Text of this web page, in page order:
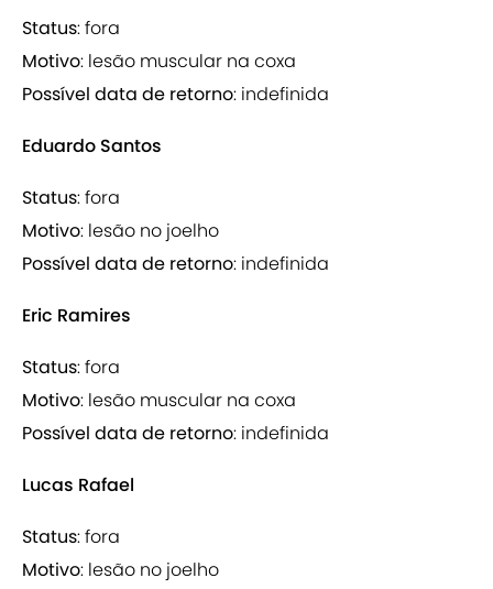
Status: fora
Motivo: lesão muscular na coxa
Possível data de retorno: indefinida
Eduardo Santos
Status: fora
Motivo: lesão no joelho
Possível data de retorno: indefinida
Eric Ramires
Status: fora
Motivo: lesão muscular na coxa
Possível data de retorno: indefinida
Lucas Rafael
Status: fora
Motivo: lesão no joelho